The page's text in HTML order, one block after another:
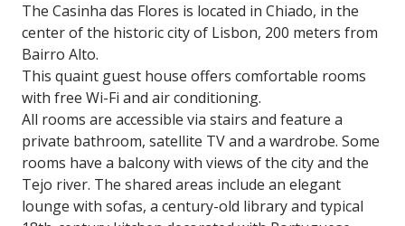
The Casinha das Flores is located in Chiado, in the
center of the historic city of Lisbon, 200 meters from
Bairro Alto.
This quaint guest house offers comfortable rooms
with free Wi-Fi and air conditioning.
All rooms are accessible via stairs and feature a
private bathroom, satellite TV and a wardrobe. Some
rooms have a balcony with views of the city and the
Tejo river. The shared areas include an elegant
lounge with sofas, a century-old library and typical